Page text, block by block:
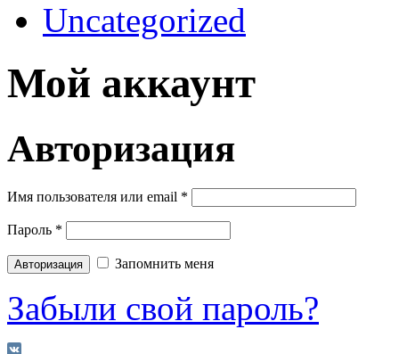
Uncategorized
Мой аккаунт
Авторизация
Имя пользователя или email *
Пароль *
Запомнить меня
Забыли свой пароль?